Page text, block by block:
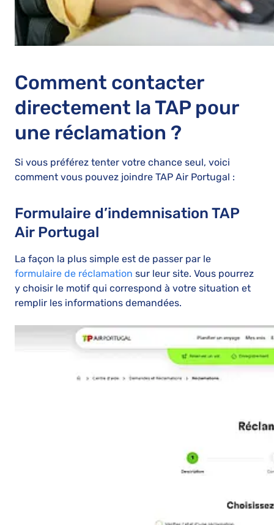
Comment contacter
directement la TAP pour
une réclamation ?
Si vous préférez tenter votre chance seul, voici
comment vous pouvez joindre TAP Air Portugal :
Formulaire d’indemnisation TAP
Air Portugal
La façon la plus simple est de passer par le
formulaire de réclamation sur leur site. Vous pourrez
y choisir le motif qui correspond à votre situation et
remplir les informations demandées.